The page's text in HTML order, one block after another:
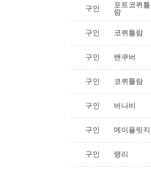
구인
포트코퀴틀
람
구인 코퀴틀람
구인 밴쿠버
구인 코퀴틀람
구인 버나비
구인 메이플릿지
구인 랭리